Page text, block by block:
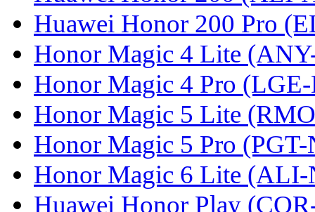
Huawei Honor 200 Pro
Honor Magic 4 Lite
Honor Magic 4 Pro
Honor Magic 5 Lite
Honor Magic 5 Pro
Honor Magic 6 Lite
Huawei Honor Play